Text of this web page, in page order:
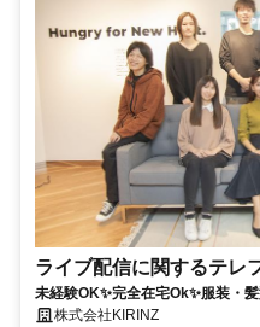
ライブ配信に関するテレ
未経験OK✨完全在宅Ok✨服装・
株式会社KIRINZ